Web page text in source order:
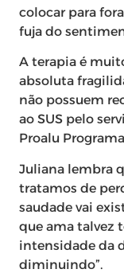
colocar para
fuja do
A terapia é
absoluta
não possuem
ao SUS pelo
Proalu
Juliana lembra
tratamos de
saudade vai
que ama talvez
intensidade da
diminuindo”.